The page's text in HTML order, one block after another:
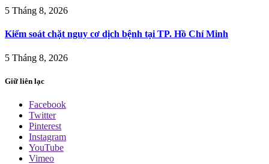
5 Tháng 8, 2026
Kiểm soát chặt nguy cơ dịch bệnh tại TP. Hồ Chí Minh
5 Tháng 8, 2026
Giữ liên lạc
Facebook
Twitter
Pinterest
Instagram
YouTube
Vimeo